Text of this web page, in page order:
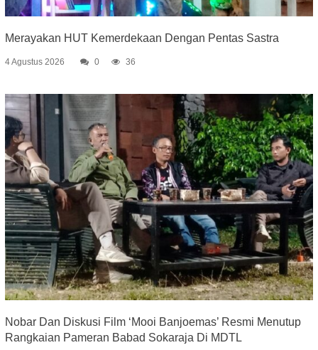
Merayakan HUT Kemerdekaan Dengan Pentas Sastra
4 Agustus 2026 0 36
Nobar Dan Diskusi Film ‘Mooi Banjoemas’ Resmi Menutup
Rangkaian Pameran Babad Sokaraja Di MDTL